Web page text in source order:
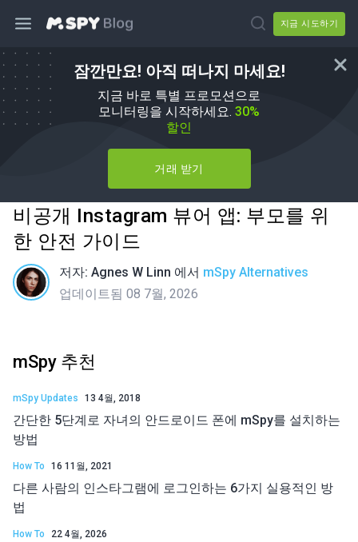
지금 시도하기
잠깐만요! 아직 떠나지 마세요!
지금 바로 특별 프로모션으로
모니터링을 시작하세요. 30%
할인
거래 받기
비공개 Instagram 뷰어 앱: 부모를 위
한 안전 가이드
저자: Agnes W Linn 에서 mSpy Alternatives
업데이트됨 08 7월, 2026
mSpy 추천
mSpy Updates 13 4월, 2018
간단한 5단계로 자녀의 안드로이드 폰에 mSpy를 설치하는
방법
How To 16 11월, 2021
다른 사람의 인스타그램에 로그인하는 6가지 실용적인 방
법
How To 22 4월, 2026